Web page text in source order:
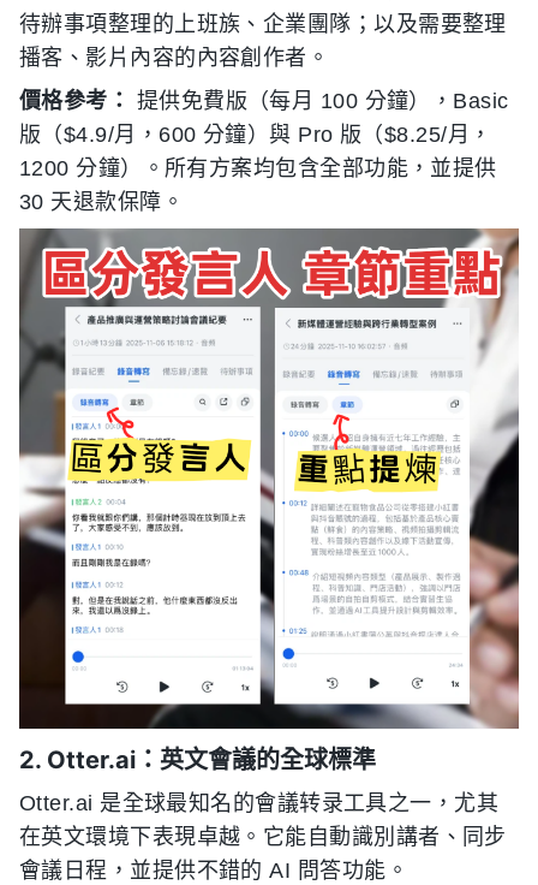
待辦事項整理的上班族、企業團隊；以及需要整理
播客、影片內容的內容創作者。
價格參考：
提供免費版（每月 100 分鐘），Basic
版（$4.9/月，600 分鐘）與 Pro 版（$8.25/月，
1200 分鐘）。所有方案均包含全部功能，並提供
30 天退款保障。
2. Otter.ai：英文會議的全球標準
Otter.ai 是全球最知名的會議转录工具之一，尤其
在英文環境下表現卓越。它能自動識別講者、同步
會議日程，並提供不錯的 AI 問答功能。